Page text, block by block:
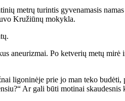
met­rų tu­rin­tis gy­ve­na­ma­sis
Kru­žiū­nų mo­kyk­la.
aneu­riz­mai. Po ket­ve­rių me­tų mi­rė
li­go­ni­nė­je prie jo man te­ko
Ar ga­li bū­ti mo­ti­nai skau­des­nis